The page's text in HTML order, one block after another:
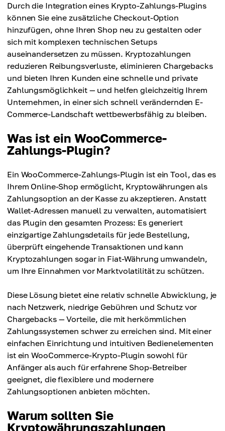
Durch die Integration eines Krypto-Zahlungs-Plugins
können Sie eine zusätzliche Checkout-Option
hinzufügen, ohne Ihren Shop neu zu gestalten oder
sich mit komplexen technischen Setups
auseinandersetzen zu müssen. Kryptozahlungen
reduzieren Reibungsverluste, eliminieren Chargebacks
und bieten Ihren Kunden eine schnelle und private
Zahlungsmöglichkeit — und helfen gleichzeitig Ihrem
Unternehmen, in einer sich schnell verändernden E-
Commerce-Landschaft wettbewerbsfähig zu bleiben.
Was ist ein WooCommerce-
Zahlungs-Plugin?
Ein WooCommerce-Zahlungs-Plugin ist ein Tool, das es
Ihrem Online-Shop ermöglicht, Kryptowährungen als
Zahlungsoption an der Kasse zu akzeptieren. Anstatt
Wallet-Adressen manuell zu verwalten, automatisiert
das Plugin den gesamten Prozess: Es generiert
einzigartige Zahlungsdetails für jede Bestellung,
überprüft eingehende Transaktionen und kann
Kryptozahlungen sogar in Fiat-Währung umwandeln,
um Ihre Einnahmen vor Marktvolatilität zu schützen.
Diese Lösung bietet eine relativ schnelle Abwicklung, je
nach Netzwerk, niedrige Gebühren und Schutz vor
Chargebacks — Vorteile, die mit herkömmlichen
Zahlungssystemen schwer zu erreichen sind. Mit einer
einfachen Einrichtung und intuitiven Bedienelementen
ist ein WooCommerce-Krypto-Plugin sowohl für
Anfänger als auch für erfahrene Shop-Betreiber
geeignet, die flexiblere und modernere
Zahlungsoptionen anbieten möchten.
Warum sollten Sie
Kryptowährungszahlungen